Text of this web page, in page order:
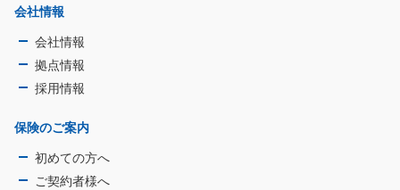
会社情報
会社情報
拠点情報
採用情報
保険のご案内
初めての方へ
ご契約者様へ